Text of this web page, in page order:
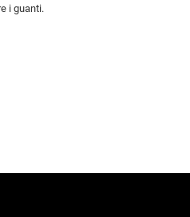
i guanti.